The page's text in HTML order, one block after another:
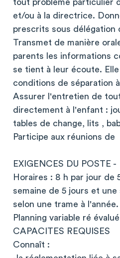
tout problème particulier
et/ou à la directrice.
prescrits sous délégation
Transmet de manière
parents les informations
se tient à leur écoute.
conditions de séparation
Assurer l'entretien de
directement à l'enfant :
tables de change, lits ,
Participe aux réunions de
EXIGENCES DU POSTE -
Horaires : 8 h par jour de
semaine de 5 jours et
selon une trame à l'année.
Planning variable ré
CAPACITES REQUISES
Connaît :